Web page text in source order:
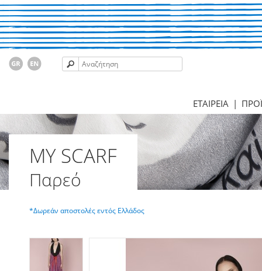
ΕΤΑΙΡΕΙΑ |
MY SCARF
Παρεό
*Δωρεάν αποστολές εντός Ελλάδος